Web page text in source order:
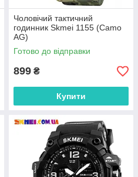
Чоловічий тактичний
годинник Skmei 1155 (Camo
AG)
Готово до відправки
899 ₴
Купити